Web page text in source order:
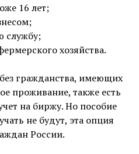
16 лет;
службу;
хозяйства.
гражданства, имеющих
проживание, также есть
на биржу. Но пособие
не будут, эта опция
России.